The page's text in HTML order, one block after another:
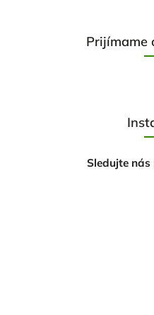
Prijímame
Sledujte